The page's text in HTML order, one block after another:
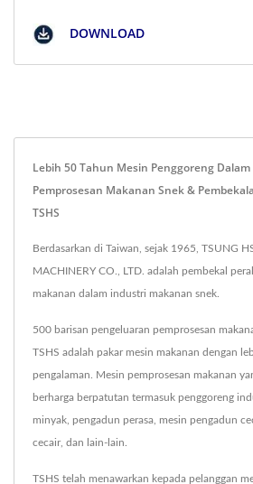
DOWNLOAD
Lebih 50 Tahun Mesin Penggoreng
Pemprosesan Makanan Snek &
TSHS
Berdasarkan di Taiwan, sejak 1965, TSUNG
MACHINERY CO., LTD. adalah pembekal
makanan dalam industri makanan snek.
500 barisan pengeluaran pemprosesan
TSHS adalah pakar mesin makanan dengan
pengalaman. Mesin pemprosesan makanan
berharga berpatutan termasuk penggoreng
minyak, pengadun perasa, mesin pengadun
cecair, dan lain-lain.
TSHS telah menawarkan kepada pelanggan